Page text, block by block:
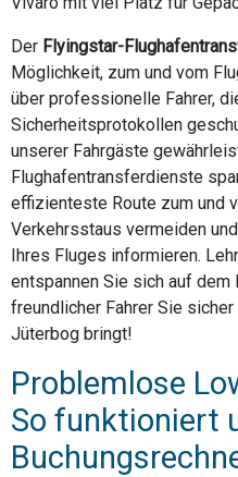
Der Flyingstar-
Möglichkeit, zum und vom
über professionelle Fahrer,
Sicherheitsprotokollen
unserer Fahrgäste
Flughafentransferdienste
effizienteste Route zum und
Verkehrsstaus vermeiden
Ihres Fluges informieren.
entspannen Sie sich auf dem
freundlicher Fahrer Sie
Jüterbog bringt!
Problemlose
So funktioniert